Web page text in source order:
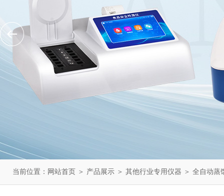
当前位置： 网站首页 ＞ 产品展示 ＞ 其他行业专用仪器 ＞ 全自动蒸